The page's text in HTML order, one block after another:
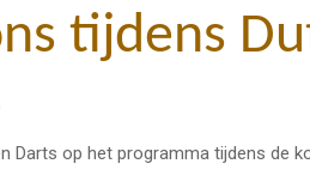
tijdens
Darts op het programma tijdens de